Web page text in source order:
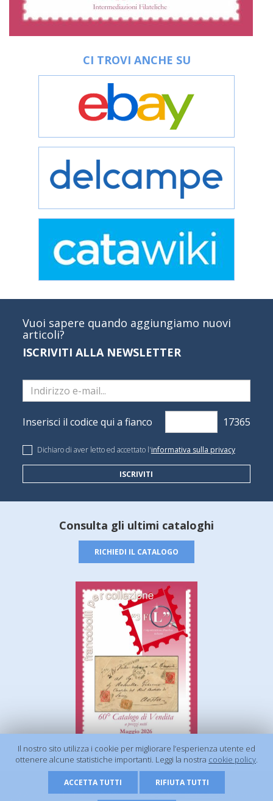
CI TROVI ANCHE SU
Vuoi sapere quando aggiungiamo nuovi
articoli?
ISCRIVITI ALLA NEWSLETTER
Inserisci il codice qui a fianco
Dichiaro di aver letto ed accettato l'informativa sulla privacy
ISCRIVITI
Consulta gli ultimi cataloghi
RICHIEDI IL CATALOGO
© 2026 - 3 FIL s.r.l. | P.Iva 01506920675 |Privacy Policy|Cookie Policy| Powered by
Il nostro sito utilizza i cookie per migliorare l’esperienza utente ed
ottenere alcune statistiche importanti. Leggi la nostra cookie policy.
ACCETTA TUTTI RIFIUTA TUTTI